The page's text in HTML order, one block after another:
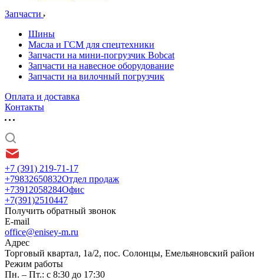
Запчасти
Шины
Масла и ГСМ для спецтехники
Запчасти на мини-погрузчик Bobcat
Запчасти на навесное оборудование
Запчасти на вилочный погрузчик
Оплата и доставка
Контакты
+7 (391) 219-71-17
+79832650832Отдел продаж
+73912058284Офис
+7(391)2510447
Получить обратный звонок
E-mail
office@enisey-m.ru
Адрес
​Торговый квартал, 1а/2, пос. Солонцы, Емельяновский район
Режим работы
Пн. – Пт.: с 8:30 до 17:30